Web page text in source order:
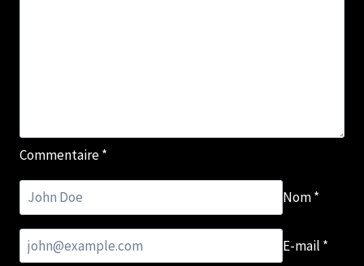
Commentaire*
Nom*
E-mail *